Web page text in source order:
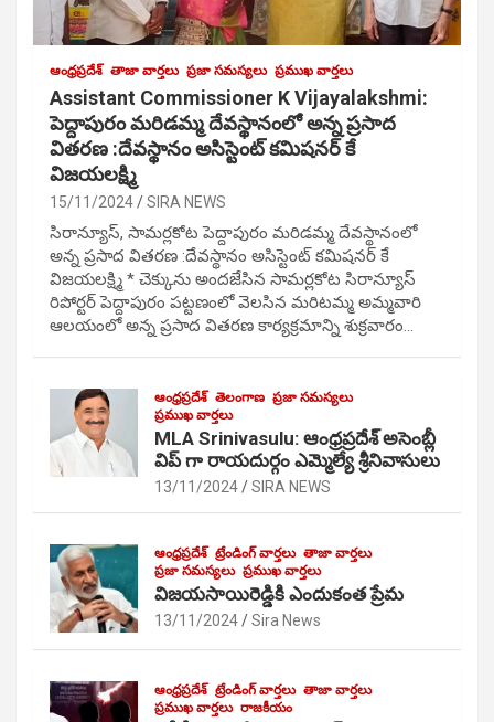
ఆంధ్రప్రదేశ్ తాజా వార్తలు ప్రజా సమస్యలు ప్రముఖ వార్తలు
Assistant Commissioner K Vijayalakshmi:
పెద్దాపురం మరిడమ్మ దేవస్థానంలో అన్న ప్రసాద
వితరణ :దేవస్థానం అసిస్టెంట్ కమిషనర్ కే
విజయలక్ష్మి
15/11/2024 SIRA NEWS
సిరాన్యూస్, సామర్లకోట పెద్దాపురం మరిడమ్మ దేవస్థానంలో
అన్న ప్రసాద వితరణ :దేవస్థానం అసిస్టెంట్ కమిషనర్ కే
విజయలక్ష్మి * చెక్కును అందజేసిన సామర్లకోట సిరాన్యూస్
రిపోర్టర్ పెద్దాపురం పట్టణంలో వెలసిన మరిటమ్మ అమ్మవారి
ఆలయంలో అన్న ప్రసాద వితరణ కార్యక్రమాన్ని శుక్రవారం…
ఆంధ్రప్రదేశ్ తెలంగాణ ప్రజా సమస్యలు
ప్రముఖ వార్తలు
MLA Srinivasulu: ఆంధ్రప్రదేశ్ అసెంబ్లీ
విప్ గా రాయదుర్గం ఎమ్మెల్యే శ్రీనివాసులు
13/11/2024 SIRA NEWS
ఆంధ్రప్రదేశ్ ట్రేండింగ్ వార్తలు తాజా వార్తలు
ప్రజా సమస్యలు ప్రముఖ వార్తలు
విజయసాయిరెడ్డికి ఎందుకంత ప్రేమ
13/11/2024 Sira News
ఆంధ్రప్రదేశ్ ట్రేండింగ్ వార్తలు తాజా వార్తలు
ప్రముఖ వార్తలు రాజకీయం